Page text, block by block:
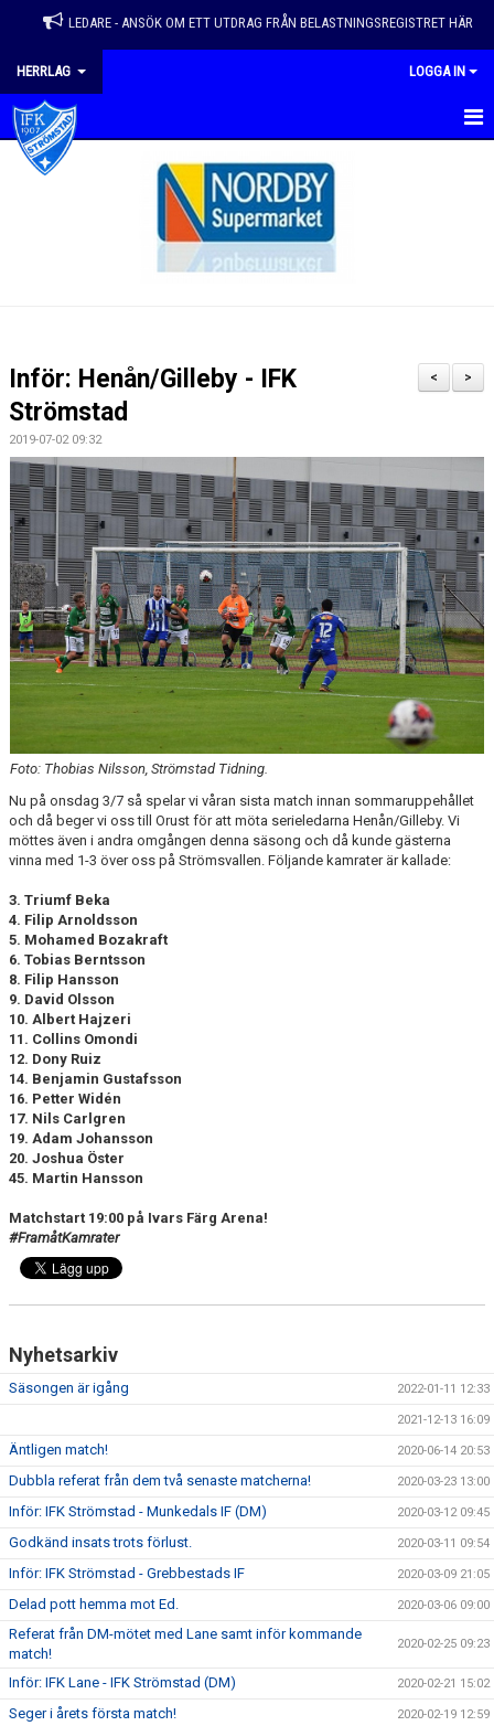
LEDARE - ANSÖK OM ETT UTDRAG FRÅN BELASTNINGSREGISTRET HÄR
HERRLAG LOGGA IN
HEM
DOKUMENT
BILDGALLERI
TRUPP
MATCHER
VERKSAMHETSBERÄTTELSER
>
<
Inför: Henån/Gilleby - IFK
Strömstad
2019-07-02 09:32
Foto: Thobias Nilsson, Strömstad Tidning.
Nu på onsdag 3/7 så spelar vi våran sista match innan sommaruppehållet
och då beger vi oss till Orust för att möta serieledarna Henån/Gilleby. Vi
möttes även i andra omgången denna säsong och då kunde gästerna
vinna med 1-3 över oss på Strömsvallen. Följande kamrater är kallade:
3. Triumf Beka
4. Filip Arnoldsson
5. Mohamed Bozakraft
6. Tobias Berntsson
8. Filip Hansson
9. David Olsson
10. Albert Hajzeri
11. Collins Omondi
12. Dony Ruiz
14. Benjamin Gustafsson
16. Petter Widén
17. Nils Carlgren
19. Adam Johansson
20. Joshua Öster
45. Martin Hansson
Matchstart 19:00 på Ivars Färg Arena!
#FramåtKamrater
Nyhetsarkiv
Säsongen är igång 2022-01-11 12:33
2021-12-13 16:09
Äntligen match! 2020-06-14 20:53
Dubbla referat från dem två senaste matcherna! 2020-03-23 13:00
Inför: IFK Strömstad - Munkedals IF (DM) 2020-03-12 09:45
Godkänd insats trots förlust. 2020-03-11 09:54
Inför: IFK Strömstad - Grebbestads IF 2020-03-09 21:05
Delad pott hemma mot Ed. 2020-03-06 09:00
Referat från DM-mötet med Lane samt inför kommande
match!
2020-02-25 09:23
Inför: IFK Lane - IFK Strömstad (DM) 2020-02-21 15:02
Seger i årets första match! 2020-02-19 12:59